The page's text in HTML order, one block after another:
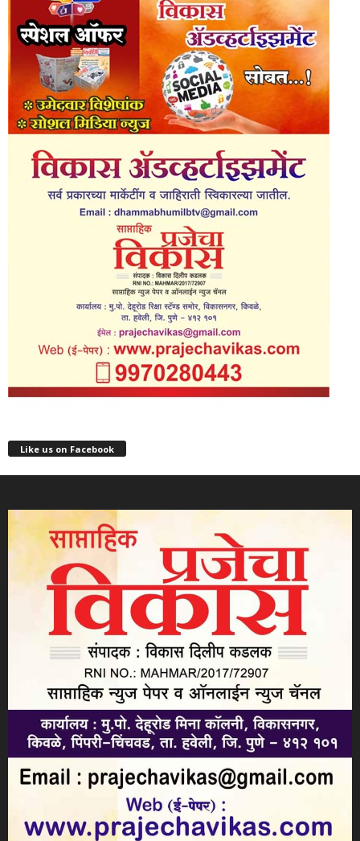
Like us on Facebook